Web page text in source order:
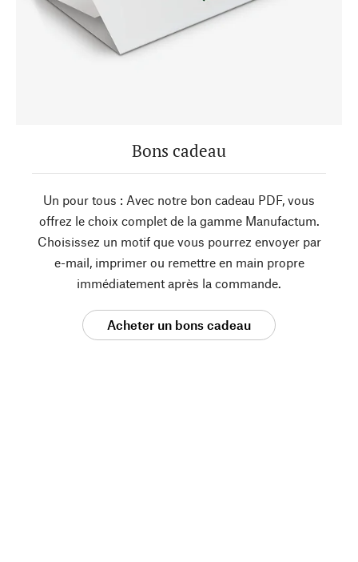
Bons cadeau
Un pour tous : Avec notre bon cadeau PDF, vous
offrez le choix complet de la gamme Manufactum.
Choisissez un motif que vous pourrez envoyer par
e-mail, imprimer ou remettre en main propre
immédiatement après la commande.
Acheter un bons cadeau